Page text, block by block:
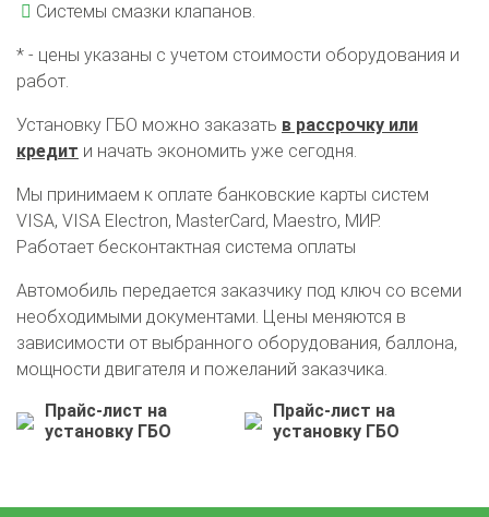
О автосервисе
Отзывы клиентов
Установка ГБО за 6 часов
BRC
OMVL LOVATO Digitronic
Системы смазки клапанов.
* - цены указаны с учетом стоимости оборудования и
работ.
Установку ГБО можно заказать в рассрочку или
кредит и начать экономить уже сегодня.
Мы принимаем к оплате банковские карты систем
VISA, VISA Electron, MasterCard, Maestro, МИР.
Работает бесконтактная система оплаты
Автомобиль передается заказчику под ключ со всеми
необходимыми документами. Цены меняются в
зависимости от выбранного оборудования, баллона,
мощности двигателя и пожеланий заказчика.
Прайс-лист на
установку ГБО
Прайс-лист на
установку ГБО